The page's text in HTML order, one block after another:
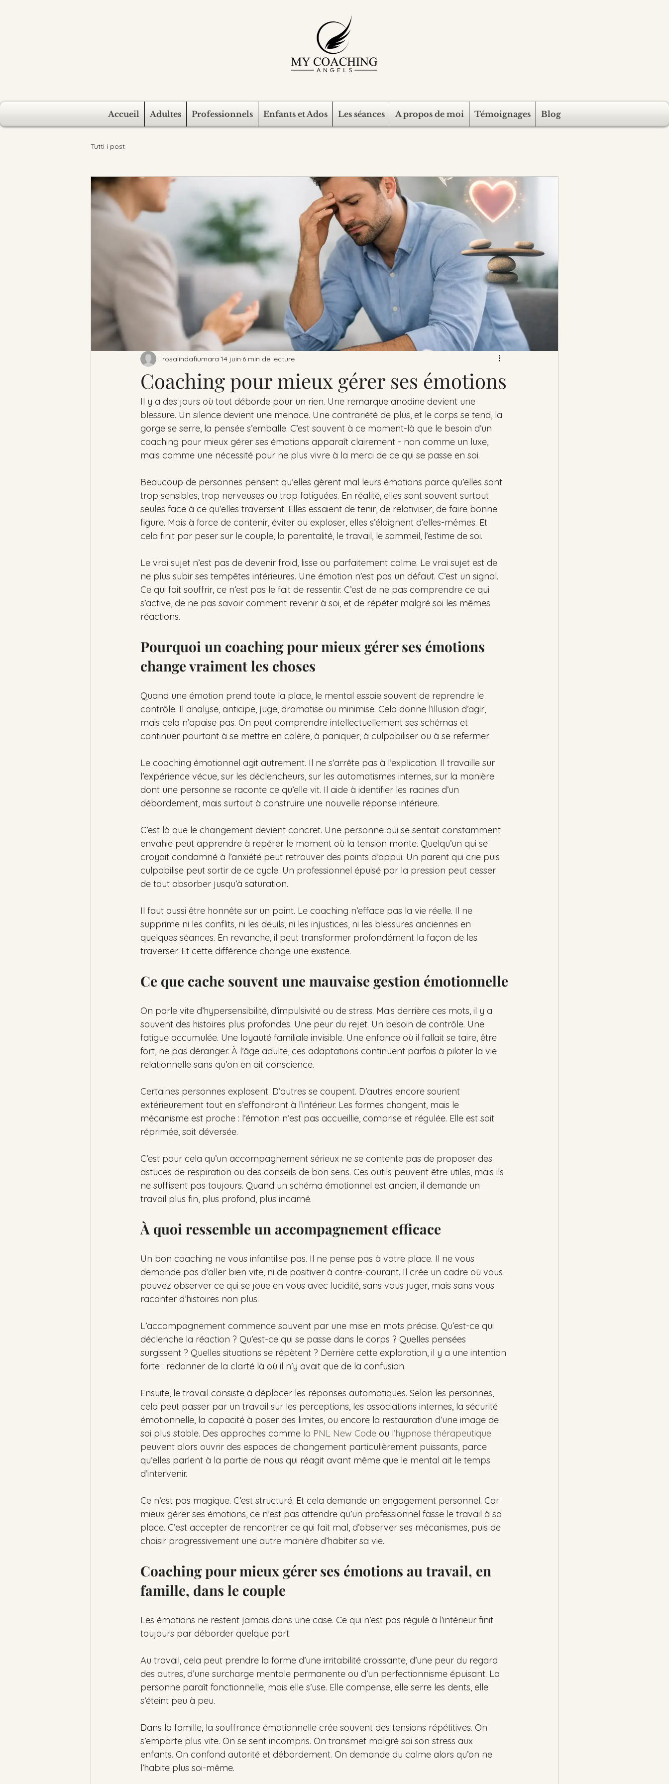
Accueil Adultes Professionnels Enfants et Ados Les séances A propos de moi Témoignages Blog
Tutti i post
Coaching pour mieux gérer ses émotions
rosalindafiumara 14 juin 6 min de lecture
Il y a des jours où tout déborde pour un rien. Une remarque anodine devient une
blessure. Un silence devient une menace. Une contrariété de plus, et le corps se tend, la
gorge se serre, la pensée s’emballe. C’est souvent à ce moment-là que le besoin d’un
coaching pour mieux gérer ses émotions apparaît clairement - non comme un luxe,
mais comme une nécessité pour ne plus vivre à la merci de ce qui se passe en soi.
Beaucoup de personnes pensent qu’elles gèrent mal leurs émotions parce qu’elles sont
trop sensibles, trop nerveuses ou trop fatiguées. En réalité, elles sont souvent surtout
seules face à ce qu’elles traversent. Elles essaient de tenir, de relativiser, de faire bonne
figure. Mais à force de contenir, éviter ou exploser, elles s’éloignent d’elles-mêmes. Et
cela finit par peser sur le couple, la parentalité, le travail, le sommeil, l’estime de soi.
Le vrai sujet n’est pas de devenir froid, lisse ou parfaitement calme. Le vrai sujet est de
ne plus subir ses tempêtes intérieures. Une émotion n’est pas un défaut. C’est un signal.
Ce qui fait souffrir, ce n’est pas le fait de ressentir. C’est de ne pas comprendre ce qui
s’active, de ne pas savoir comment revenir à soi, et de répéter malgré soi les mêmes
réactions.
Pourquoi un coaching pour mieux gérer ses émotions
change vraiment les choses
Quand une émotion prend toute la place, le mental essaie souvent de reprendre le
contrôle. Il analyse, anticipe, juge, dramatise ou minimise. Cela donne l’illusion d’agir,
mais cela n’apaise pas. On peut comprendre intellectuellement ses schémas et
continuer pourtant à se mettre en colère, à paniquer, à culpabiliser ou à se refermer.
Le coaching émotionnel agit autrement. Il ne s’arrête pas à l’explication. Il travaille sur
l’expérience vécue, sur les déclencheurs, sur les automatismes internes, sur la manière
dont une personne se raconte ce qu’elle vit. Il aide à identifier les racines d’un
débordement, mais surtout à construire une nouvelle réponse intérieure.
C’est là que le changement devient concret. Une personne qui se sentait constamment
envahie peut apprendre à repérer le moment où la tension monte. Quelqu’un qui se
croyait condamné à l’anxiété peut retrouver des points d’appui. Un parent qui crie puis
culpabilise peut sortir de ce cycle. Un professionnel épuisé par la pression peut cesser
de tout absorber jusqu’à saturation.
Il faut aussi être honnête sur un point. Le coaching n’efface pas la vie réelle. Il ne
supprime ni les conflits, ni les deuils, ni les injustices, ni les blessures anciennes en
quelques séances. En revanche, il peut transformer profondément la façon de les
traverser. Et cette différence change une existence.
Ce que cache souvent une mauvaise gestion émotionnelle
On parle vite d’hypersensibilité, d’impulsivité ou de stress. Mais derrière ces mots, il y a
souvent des histoires plus profondes. Une peur du rejet. Un besoin de contrôle. Une
fatigue accumulée. Une loyauté familiale invisible. Une enfance où il fallait se taire, être
fort, ne pas déranger. À l’âge adulte, ces adaptations continuent parfois à piloter la vie
relationnelle sans qu’on en ait conscience.
Certaines personnes explosent. D’autres se coupent. D’autres encore sourient
extérieurement tout en s’effondrant à l’intérieur. Les formes changent, mais le
mécanisme est proche : l’émotion n’est pas accueillie, comprise et régulée. Elle est soit
réprimée, soit déversée.
C’est pour cela qu’un accompagnement sérieux ne se contente pas de proposer des
astuces de respiration ou des conseils de bon sens. Ces outils peuvent être utiles, mais ils
ne suffisent pas toujours. Quand un schéma émotionnel est ancien, il demande un
travail plus fin, plus profond, plus incarné.
À quoi ressemble un accompagnement efficace
Un bon coaching ne vous infantilise pas. Il ne pense pas à votre place. Il ne vous
demande pas d’aller bien vite, ni de positiver à contre-courant. Il crée un cadre où vous
pouvez observer ce qui se joue en vous avec lucidité, sans vous juger, mais sans vous
raconter d’histoires non plus.
L’accompagnement commence souvent par une mise en mots précise. Qu’est-ce qui
déclenche la réaction ? Qu’est-ce qui se passe dans le corps ? Quelles pensées
surgissent ? Quelles situations se répètent ? Derrière cette exploration, il y a une intention
forte : redonner de la clarté là où il n’y avait que de la confusion.
Ensuite, le travail consiste à déplacer les réponses automatiques. Selon les personnes,
cela peut passer par un travail sur les perceptions, les associations internes, la sécurité
émotionnelle, la capacité à poser des limites, ou encore la restauration d’une image de
soi plus stable. Des approches comme la PNL New Code ou l’hypnose thérapeutique
peuvent alors ouvrir des espaces de changement particulièrement puissants, parce
qu’elles parlent à la partie de nous qui réagit avant même que le mental ait le temps
d’intervenir.
Ce n’est pas magique. C’est structuré. Et cela demande un engagement personnel. Car
mieux gérer ses émotions, ce n’est pas attendre qu’un professionnel fasse le travail à sa
place. C’est accepter de rencontrer ce qui fait mal, d’observer ses mécanismes, puis de
choisir progressivement une autre manière d’habiter sa vie.
Coaching pour mieux gérer ses émotions au travail, en
famille, dans le couple
Les émotions ne restent jamais dans une case. Ce qui n’est pas régulé à l’intérieur finit
toujours par déborder quelque part.
Au travail, cela peut prendre la forme d’une irritabilité croissante, d’une peur du regard
des autres, d’une surcharge mentale permanente ou d’un perfectionnisme épuisant. La
personne paraît fonctionnelle, mais elle s’use. Elle compense, elle serre les dents, elle
s’éteint peu à peu.
Dans la famille, la souffrance émotionnelle crée souvent des tensions répétitives. On
s’emporte plus vite. On se sent incompris. On transmet malgré soi son stress aux
enfants. On confond autorité et débordement. On demande du calme alors qu’on ne
l’habite plus soi-même.